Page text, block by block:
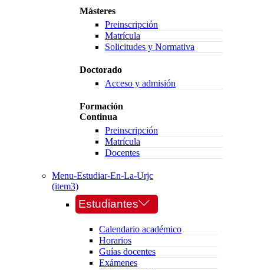
Másteres
Preinscripción
Matrícula
Solicitudes y Normativa
Doctorado
Acceso y admisión
Formación
Continua
Preinscripción
Matrícula
Docentes
Menu-Estudiar-En-La-Urjc
(item3)
Estudiantes
Calendario académico
Horarios
Guías docentes
Exámenes